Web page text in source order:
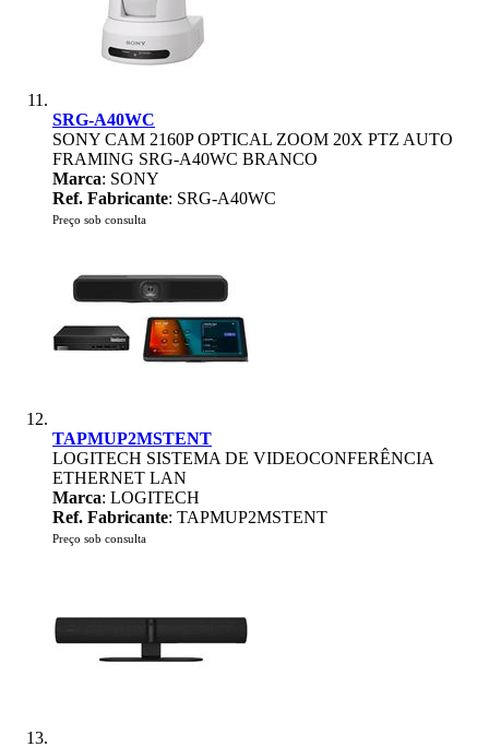
SRG-A40WC
SONY CAM 2160P OPTICAL ZOOM 20X PTZ AUTO
FRAMING SRG-A40WC BRANCO
Marca: SONY
Ref. Fabricante: SRG-A40WC
Preço sob consulta
TAPMUP2MSTENT
LOGITECH SISTEMA DE VIDEOCONFERÊNCIA
ETHERNET LAN
Marca: LOGITECH
Ref. Fabricante: TAPMUP2MSTENT
Preço sob consulta